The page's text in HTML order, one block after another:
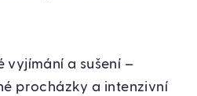
vyjímání a sušení –
procházky a intenzivní